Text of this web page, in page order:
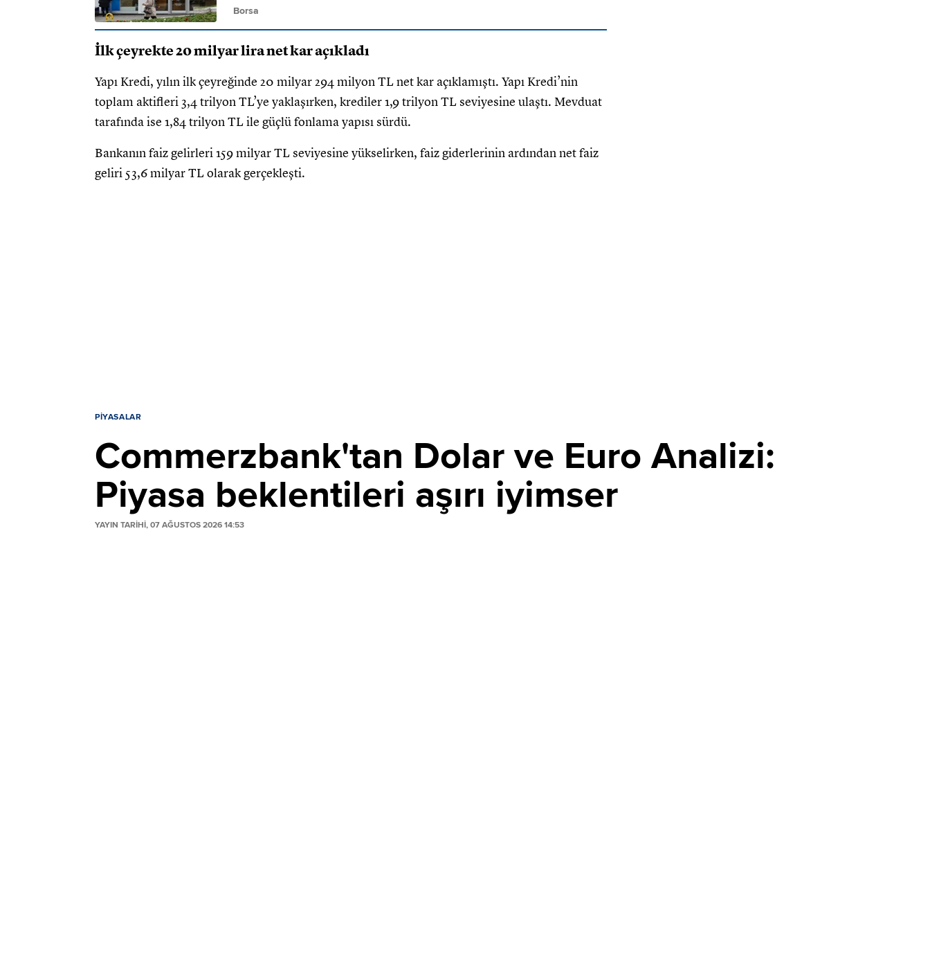
Borsa
İlk çeyrekte 20 milyar lira net kar açıkladı
Yapı Kredi, yılın ilk çeyreğinde 20 milyar 294 milyon TL net kar açıklamıştı. Yapı Kredi’nin
toplam aktifleri 3,4 trilyon TL’ye yaklaşırken, krediler 1,9 trilyon TL seviyesine ulaştı. Mevduat
tarafında ise 1,84 trilyon TL ile güçlü fonlama yapısı sürdü.
Bankanın faiz gelirleri 159 milyar TL seviyesine yükselirken, faiz giderlerinin ardından net faiz
geliri 53,6 milyar TL olarak gerçekleşti.
PIYASALAR
Commerzbank'tan Dolar ve Euro Analizi:
Piyasa beklentileri aşırı iyimser
YAYIN TARİHİ, 07 AĞUSTOS 2026 14:53